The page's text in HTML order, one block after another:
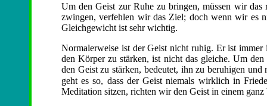
Um den Geist zur Ruhe zu bringen, müssen wir
zwingen, verfehlen wir das Ziel; doch wenn wir es
Gleichgewicht ist sehr wichtig.
Normalerweise ist der Geist nicht ruhig. Er ist
den Körper zu stärken, ist nicht das gleiche. Um
den Geist zu stärken, bedeutet, ihn zu beruhigen
geht es so, dass der Geist niemals wirklich in
Meditation sitzen, richten wir den Geist in einem